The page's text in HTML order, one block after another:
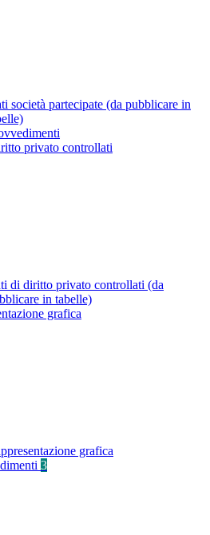
società partecipate (da pubblicare in
privato controllati
di diritto privato controllati (da
in tabelle)
grafica
grafica
3